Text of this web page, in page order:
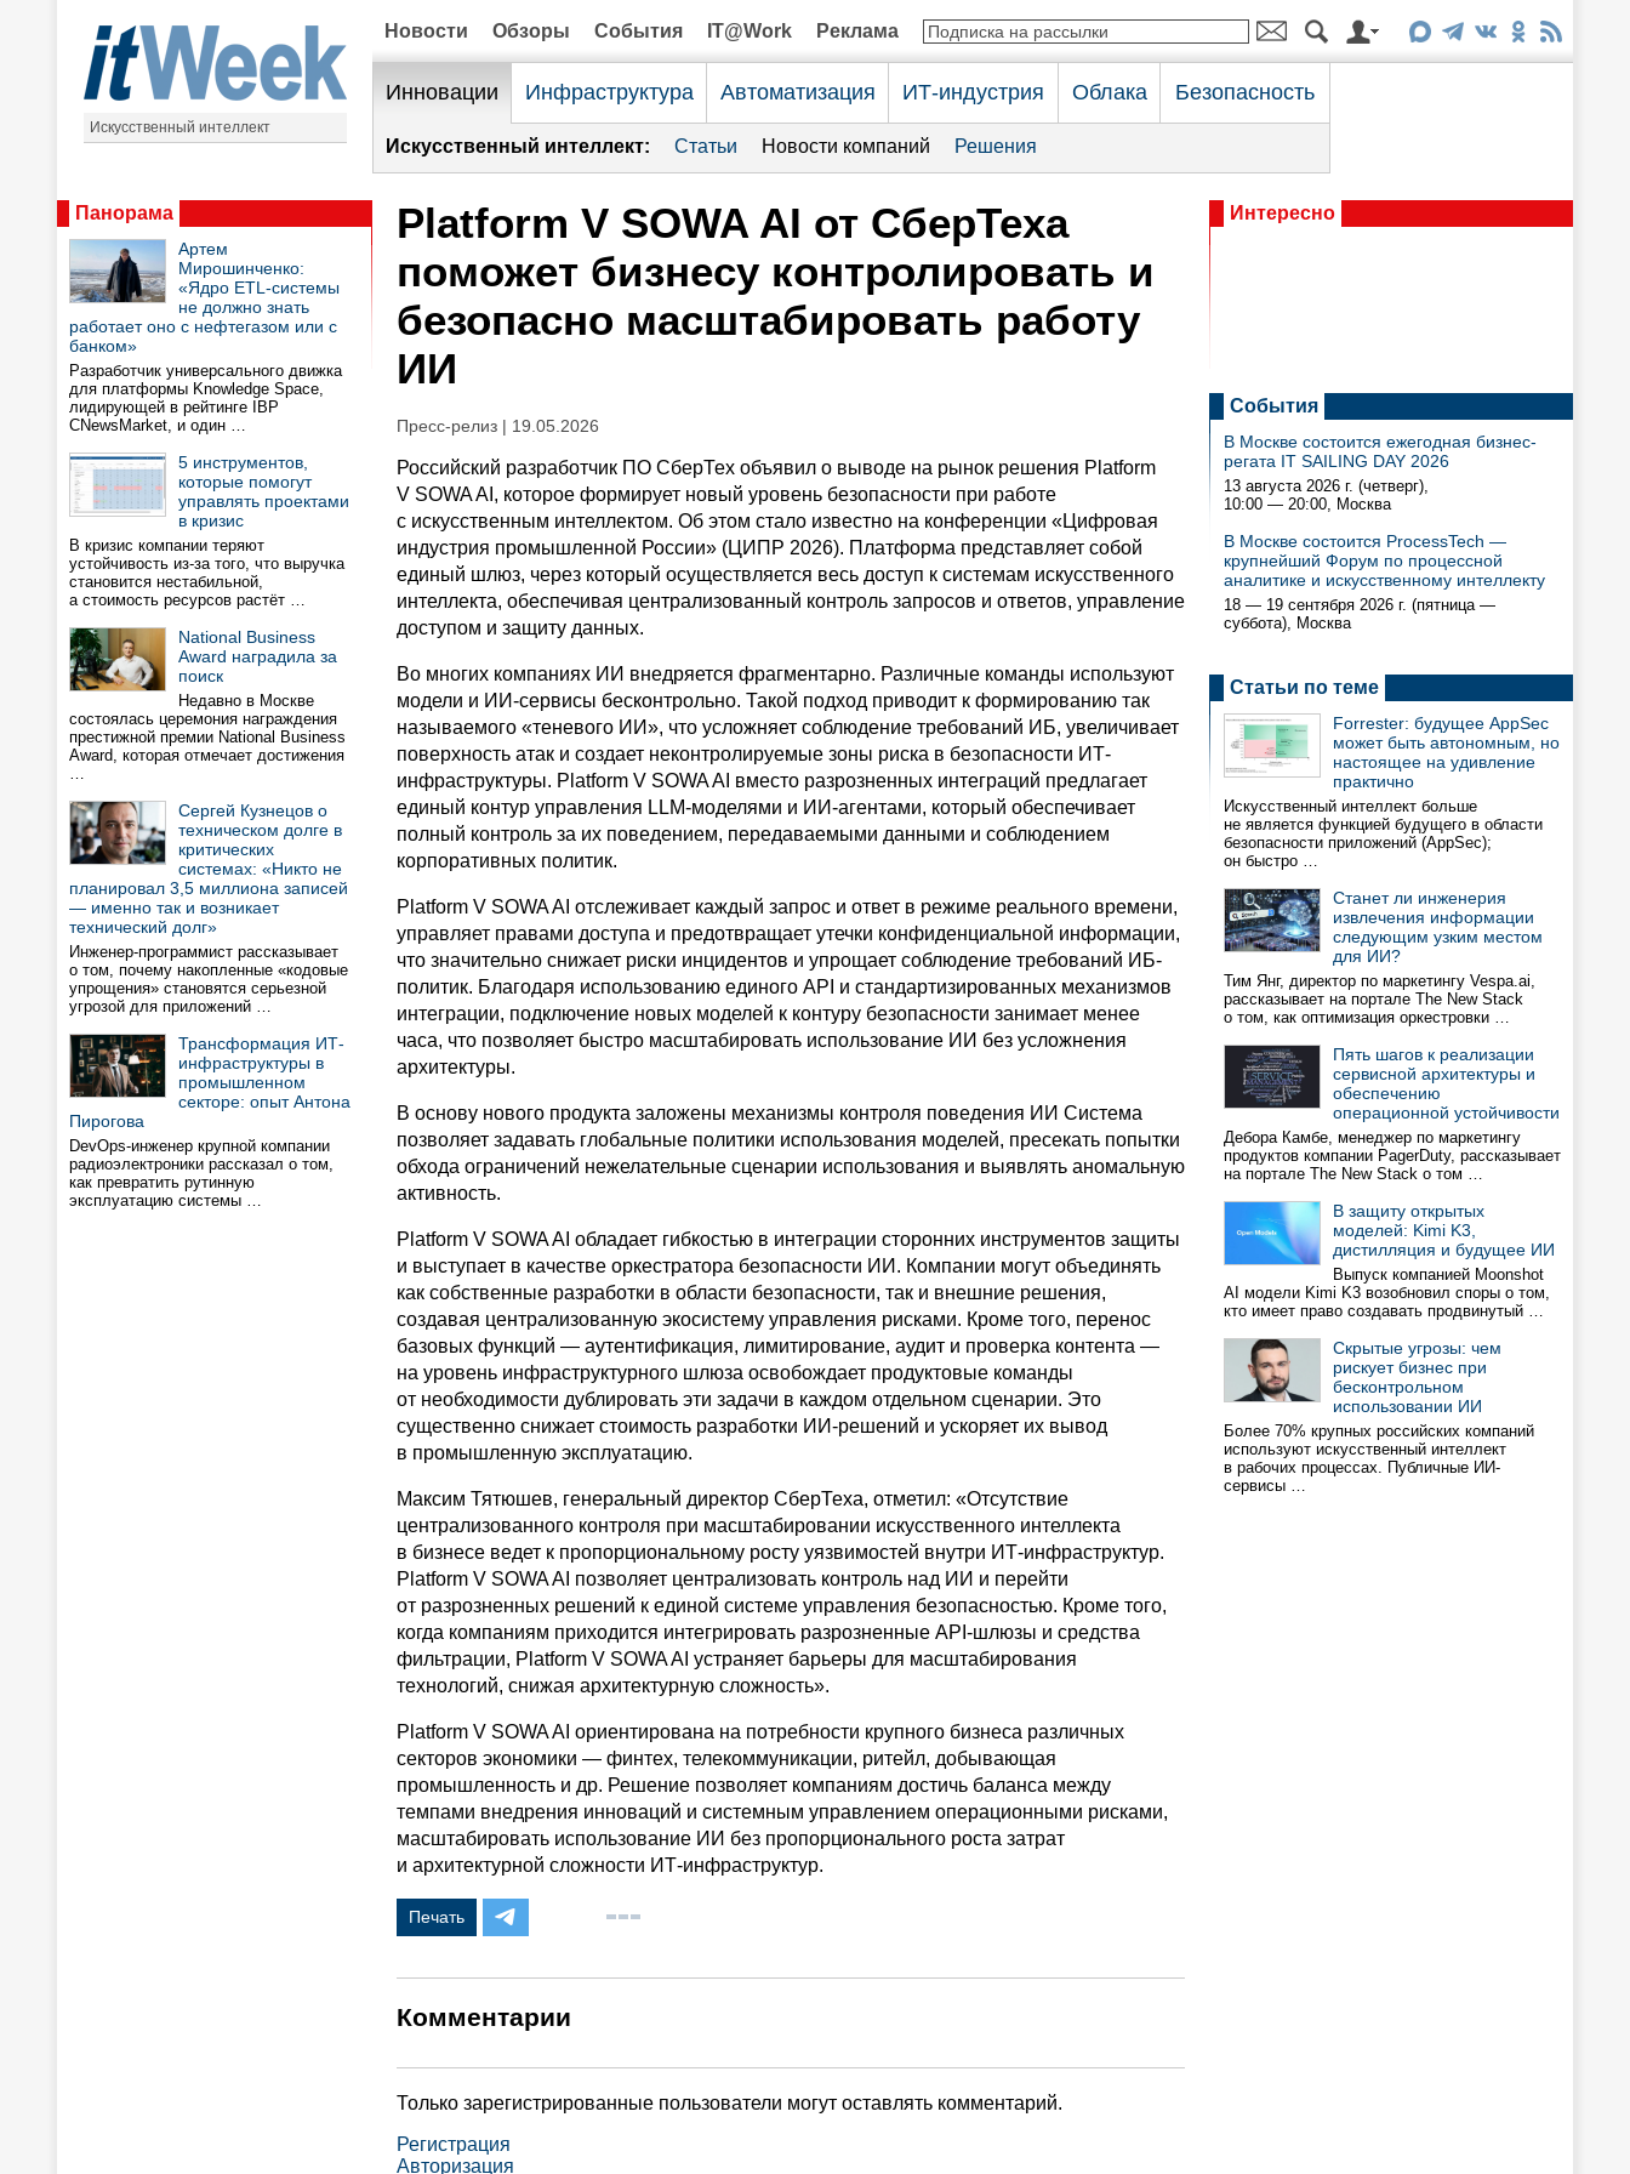
Искусственный интеллект
Новости Обзоры События IT@Work Реклама
Инновации Инфраструктура Автоматизация ИТ-индустрия Облака Безопасность
Искусственный интеллект: Статьи Новости компаний Решения
Панорама
Артем
Мирошинченко:
«Ядро ETL-системы
не должно знать
работает оно с нефтегазом или с
банком»
Разработчик универсального движка
для платформы Knowledge Space,
лидирующей в рейтинге IBP
CNewsMarket, и один …
5 инструментов,
которые помогут
управлять проектами
в кризис
В кризис компании теряют
устойчивость из-за того, что выручка
становится нестабильной,
а стоимость ресурсов растёт …
National Business
Award наградила за
поиск
Недавно в Москве
состоялась церемония награждения
престижной премии National Business
Award, которая отмечает достижения
…
Сергей Кузнецов о
техническом долге в
критических
системах: «Никто не
планировал 3,5 миллиона записей
— именно так и возникает
технический долг»
Инженер-программист рассказывает
о том, почему накопленные «кодовые
упрощения» становятся серьезной
угрозой для приложений …
Трансформация ИТ-
инфраструктуры в
промышленном
секторе: опыт Антона
Пирогова
DevOps-инженер крупной компании
радиоэлектроники рассказал о том,
как превратить рутинную
эксплуатацию системы …
Platform V SOWA AI от СберТеха
поможет бизнесу контролировать и
безопасно масштабировать работу
ИИ
Пресс-релиз | 19.05.2026
Российский разработчик ПО СберТех объявил о выводе на рынок решения Platform
V SOWA AI, которое формирует новый уровень безопасности при работе
с искусственным интеллектом. Об этом стало известно на конференции «Цифровая
индустрия промышленной России» (ЦИПР 2026). Платформа представляет собой
единый шлюз, через который осуществляется весь доступ к системам искусственного
интеллекта, обеспечивая централизованный контроль запросов и ответов, управление
доступом и защиту данных.
Во многих компаниях ИИ внедряется фрагментарно. Различные команды используют
модели и ИИ-сервисы бесконтрольно. Такой подход приводит к формированию так
называемого «теневого ИИ», что усложняет соблюдение требований ИБ, увеличивает
поверхность атак и создает неконтролируемые зоны риска в безопасности ИТ-
инфраструктуры. Platform V SOWA AI вместо разрозненных интеграций предлагает
единый контур управления LLM-моделями и ИИ-агентами, который обеспечивает
полный контроль за их поведением, передаваемыми данными и соблюдением
корпоративных политик.
Platform V SOWA AI отслеживает каждый запрос и ответ в режиме реального времени,
управляет правами доступа и предотвращает утечки конфиденциальной информации,
что значительно снижает риски инцидентов и упрощает соблюдение требований ИБ-
политик. Благодаря использованию единого API и стандартизированных механизмов
интеграции, подключение новых моделей к контуру безопасности занимает менее
часа, что позволяет быстро масштабировать использование ИИ без усложнения
архитектуры.
В основу нового продукта заложены механизмы контроля поведения ИИ Система
позволяет задавать глобальные политики использования моделей, пресекать попытки
обхода ограничений нежелательные сценарии использования и выявлять аномальную
активность.
Platform V SOWA AI обладает гибкостью в интеграции сторонних инструментов защиты
и выступает в качестве оркестратора безопасности ИИ. Компании могут объединять
как собственные разработки в области безопасности, так и внешние решения,
создавая централизованную экосистему управления рисками. Кроме того, перенос
базовых функций — аутентификация, лимитирование, аудит и проверка контента —
на уровень инфраструктурного шлюза освобождает продуктовые команды
от необходимости дублировать эти задачи в каждом отдельном сценарии. Это
существенно снижает стоимость разработки ИИ-решений и ускоряет их вывод
в промышленную эксплуатацию.
Максим Тятюшев, генеральный директор СберТеха, отметил: «Отсутствие
централизованного контроля при масштабировании искусственного интеллекта
в бизнесе ведет к пропорциональному росту уязвимостей внутри ИТ-инфраструктур.
Platform V SOWA AI позволяет централизовать контроль над ИИ и перейти
от разрозненных решений к единой системе управления безопасностью. Кроме того,
когда компаниям приходится интегрировать разрозненные API-шлюзы и средства
фильтрации, Platform V SOWA AI устраняет барьеры для масштабирования
технологий, снижая архитектурную сложность».
Platform V SOWA AI ориентирована на потребности крупного бизнеса различных
секторов экономики — финтех, телекоммуникации, ритейл, добывающая
промышленность и др. Решение позволяет компаниям достичь баланса между
темпами внедрения инноваций и системным управлением операционными рисками,
масштабировать использование ИИ без пропорционального роста затрат
и архитектурной сложности ИТ-инфраструктур.
Печать
Комментарии
Только зарегистрированные пользователи могут оставлять комментарий.
Регистрация
Авторизация
Интересно
События
В Москве состоится ежегодная бизнес-
регата IT SAILING DAY 2026
13 августа 2026 г. (четверг),
10:00 — 20:00, Москва
В Москве состоится ProcessTech —
крупнейший Форум по процессной
аналитике и искусственному интеллекту
18 — 19 сентября 2026 г. (пятница —
суббота), Москва
Статьи по теме
Forrester: будущее AppSec
может быть автономным, но
настоящее на удивление
практично
Искусственный интеллект больше
не является функцией будущего в области
безопасности приложений (AppSec);
он быстро …
Станет ли инженерия
извлечения информации
следующим узким местом
для ИИ?
Тим Янг, директор по маркетингу Vespa.ai,
рассказывает на портале The New Stack
о том, как оптимизация оркестровки …
Пять шагов к реализации
сервисной архитектуры и
обеспечению
операционной устойчивости
Дебора Камбе, менеджер по маркетингу
продуктов компании PagerDuty, рассказывает
на портале The New Stack о том …
В защиту открытых
моделей: Kimi K3,
дистилляция и будущее ИИ
Выпуск компанией Moonshot
AI модели Kimi K3 возобновил споры о том,
кто имеет право создавать продвинутый …
Скрытые угрозы: чем
рискует бизнес при
бесконтрольном
использовании ИИ
Более 70% крупных российских компаний
используют искусственный интеллект
в рабочих процессах. Публичные ИИ-
сервисы …